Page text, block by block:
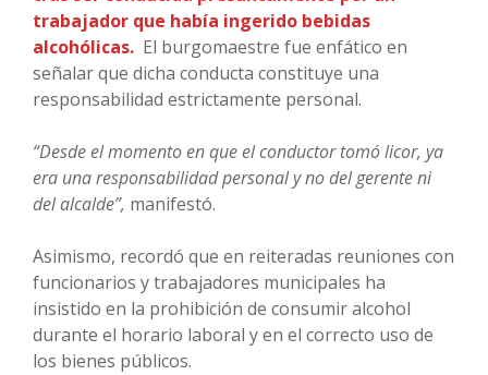
trabajador que había ingerido bebidas
alcohólicas. El burgomaestre fue enfático en
señalar que dicha conducta constituye una
responsabilidad estrictamente personal.
“Desde el momento en que el conductor tomó licor, ya
era una responsabilidad personal y no del gerente ni
del alcalde”, manifestó.
Asimismo, recordó que en reiteradas reuniones con
funcionarios y trabajadores municipales ha
insistido en la prohibición de consumir alcohol
durante el horario laboral y en el correcto uso de
los bienes públicos.